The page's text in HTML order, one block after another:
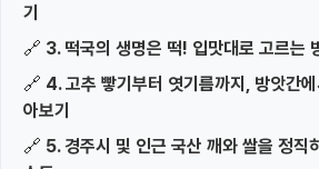
기
🔗 3. 떡국의 생명은 떡! 입맛대로 고르는
🔗 4. 고추 빻기부터 엿기름까지, 방앗간
아보기
🔗 5. 경주시 및 인근 국산 깨와 쌀을 정직